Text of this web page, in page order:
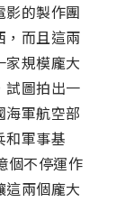
影的製作團
，而且這兩
家規模龐大
試圖拍出一
海軍航空部
和軍事基
個不停運作
這兩個龐大